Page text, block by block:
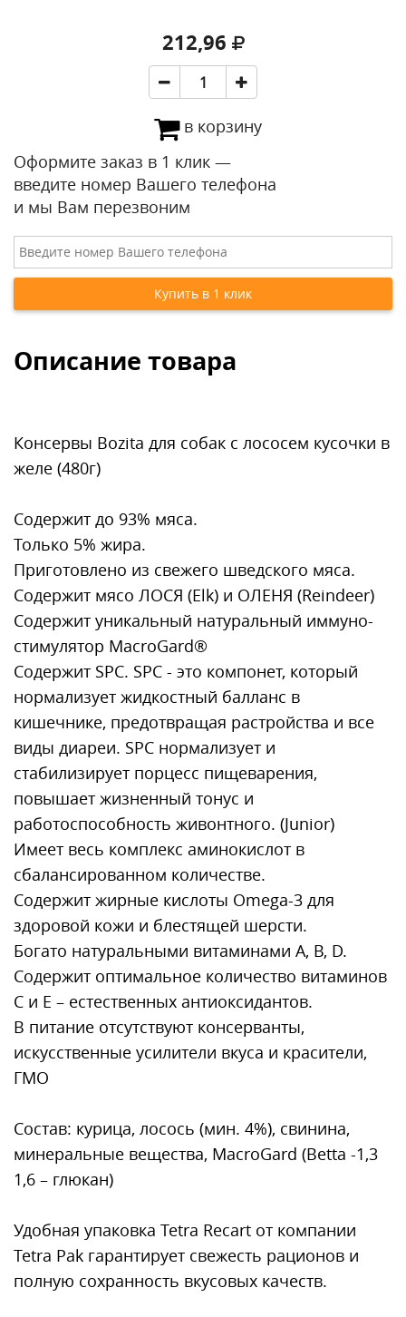
212,96
в корзину
Оформите заказ в 1 клик —
введите номер Вашего телефона
и мы Вам перезвоним
Описание товара
Консервы Bozita для собак с лососем кусочки в
желе (480г)
Содержит до 93% мяса.
Только 5% жира.
Приготовлено из свежего шведского мяса.
Содержит мясо ЛОСЯ (Elk) и ОЛЕНЯ (Reindeer)
Содержит уникальный натуральный иммуно-
стимулятор MacroGard®
Содержит SPC. SPC - это компонет, который
нормализует жидкостный балланс в
кишечнике, предотвращая растройства и все
виды диареи. SPC нормализует и
стабилизирует порцесс пищеварения,
повышает жизненный тонус и
работоспособность живонтного. (Junior)
Имеет весь комплекс аминокислот в
сбалансированном количестве.
Содержит жирные кислоты Omega-3 для
здоровой кожи и блестящей шерсти.
Богато натуральными витаминами А, В, D.
Содержит оптимальное количество витаминов
С и Е – естественных антиоксидантов.
В питание отсутствуют консерванты,
искусственные усилители вкуса и красители,
ГМО
Состав: курица, лосось (мин. 4%), свинина,
минеральные вещества, MacroGard (Betta -1,3
1,6 – глюкан)
Удобная упаковка Tetra Recart от компании
Tetra Pak гарантирует свежесть рационов и
полную сохранность вкусовых качеств.